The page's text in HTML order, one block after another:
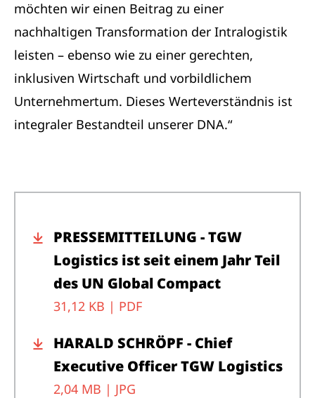
möchten wir einen Beitrag zu einer
nachhaltigen Transformation der Intralogistik
leisten – ebenso wie zu einer gerechten,
inklusiven Wirtschaft und vorbildlichem
Unternehmertum. Dieses Werteverständnis ist
integraler Bestandteil unserer DNA.“
PRESSEMITTEILUNG - TGW
Logistics ist seit einem Jahr Teil
des UN Global Compact
31,12 KB | PDF
HARALD SCHRÖPF - Chief
Executive Officer TGW Logistics
2,04 MB | JPG